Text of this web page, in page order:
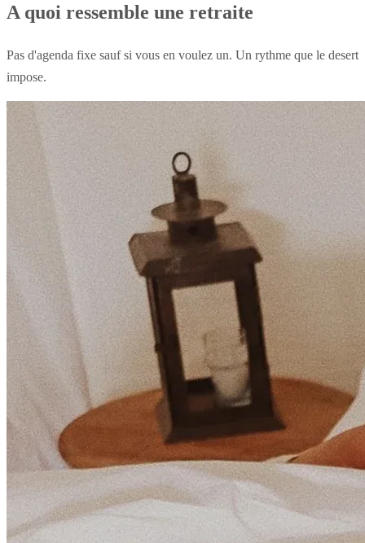
A quoi ressemble une retraite
Pas d'agenda fixe sauf si vous en voulez un. Un rythme que le desert
impose.